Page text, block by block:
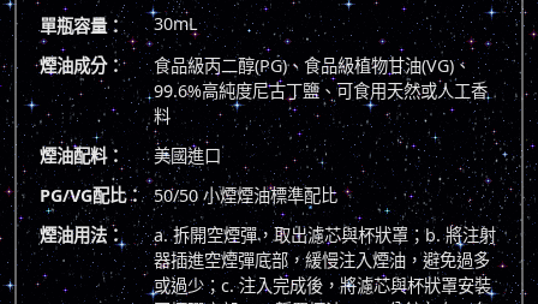
單瓶容量：
30mL
煙油成分：
食品級丙二醇(PG)、食品級植物甘油(VG)、
99.6%高純度尼古丁鹽、可食用天然或人工香
料
煙油配料：
美國進口
PG/VG配比： 50/50 小煙煙油標準配比
煙油用法：
a. 拆開空煙彈，取出濾芯與杯狀罩；b. 將注射
器插進空煙彈底部，緩慢注入煙油，避免過多
或過少；c. 注入完成後，將濾芯與杯狀罩安裝